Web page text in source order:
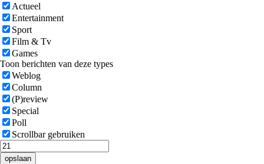
Actueel
Entertainment
Sport
Film & Tv
Games
Toon berichten van deze types
Weblog
Column
(P)review
Special
Poll
Scrollbar gebruiken
opslaan